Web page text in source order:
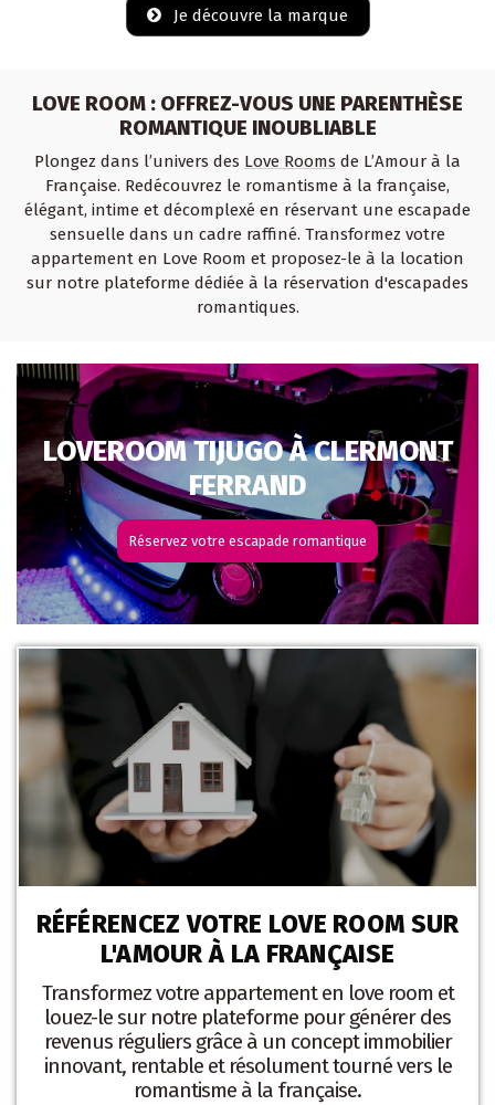
Je découvre la marque
LOVE ROOM : OFFREZ-VOUS UNE PARENTHÈSE
ROMANTIQUE INOUBLIABLE
Plongez dans l’univers des Love Rooms de L’Amour à la
Française. Redécouvrez le romantisme à la française,
élégant, intime et décomplexé en réservant une escapade
sensuelle dans un cadre raffiné. Transformez votre
appartement en Love Room et proposez-le à la location
sur notre plateforme dédiée à la réservation d'escapades
romantiques.
LOVEROOM TIJUGO À CLERMONT
FERRAND
Réservez votre escapade romantique
RÉFÉRENCEZ VOTRE LOVE ROOM SUR
L'AMOUR À LA FRANÇAISE
Transformez votre appartement en love room et
louez-le sur notre plateforme pour générer des
revenus réguliers grâce à un concept immobilier
innovant, rentable et résolument tourné vers le
romantisme à la française.